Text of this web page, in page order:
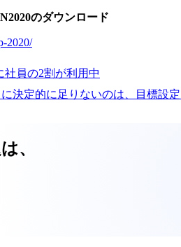
のダウンロード
2020/
社員の2割が利用中
決定的に足りないのは、目標設
、